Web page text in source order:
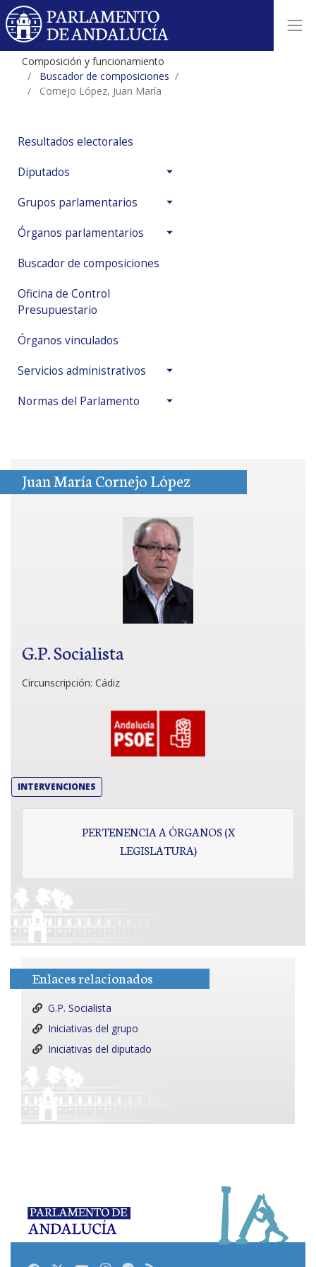
Composición y funcionamiento
Buscador de composiciones
Cornejo López, Juan María
Resultados electorales
Diputados
Grupos parlamentarios
Órganos parlamentarios
Buscador de composiciones
Oficina de Control
Presupuestario
Órganos vinculados
Servicios administrativos
Normas del Parlamento
Juan María Cornejo López
G.P. Socialista
Circunscripción: Cádiz
INTERVENCIONES
PERTENENCIA A ÓRGANOS (X
LEGISLATURA)
Enlaces relacionados
G.P. Socialista
Iniciativas del grupo
Iniciativas del diputado